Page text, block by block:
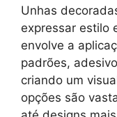
Unhas
expressar estilo
envolve a
padrões,
criando um
opções são